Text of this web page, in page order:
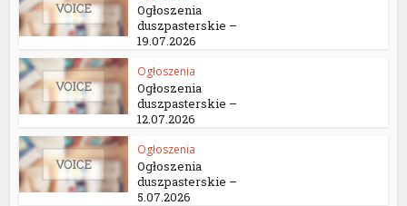
Ogłoszenia
duszpasterskie –
19.07.2026
Ogłoszenia
Ogłoszenia
duszpasterskie –
12.07.2026
Ogłoszenia
Ogłoszenia
duszpasterskie –
5.07.2026